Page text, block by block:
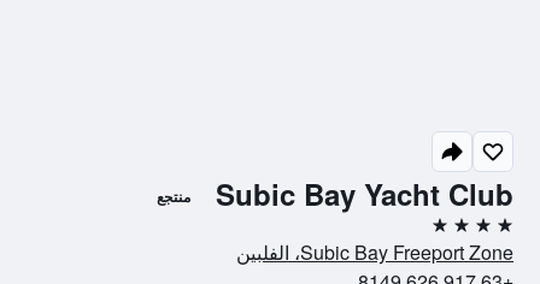
Subic Bay Yacht Club منتجع
4 نجوم
Subic Bay Freeport Zone، الفلبين